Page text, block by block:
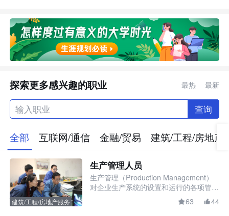
探索更多感兴趣的职业 最热 最新
查询
全部 互联网/通信 金融/贸易 建筑/工程/房地产
建筑/工程/房地产服务
生产管理人员
生产管理（Production Management）
对企业生产系统的设置和运行的各项管理
工作的总称。又称生产控制。生产管理分
为：①生产组织，即选择厂址，布置工
63 44